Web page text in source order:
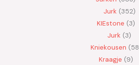
Jurk 352
KIEstone 3
Jurk 3
Kniekousen 58
Kraagje 9